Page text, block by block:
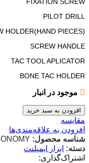
FIXATION SCREW
PILOT DRILL
HOLDER(HAND PIECES)
SCREW HANDLE
TAC TOOL APLICATOR
BONE TAC HOLDER
موجود در انبار
افزودن به سبد خرید
مقایسه
افزودن به علاقه‌مندی‌ها
شناسه محصول:
دسته: ابزار ایمپلنت
اشتراک‌گذاری: